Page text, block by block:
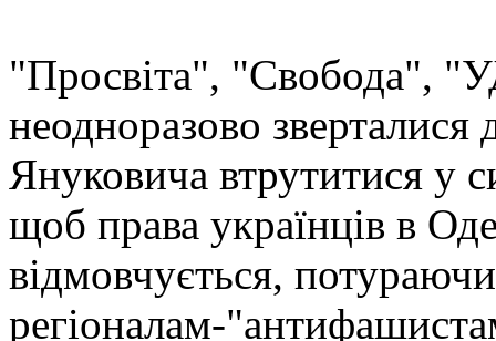
"Просвіта", "Свобода",
неодноразово зверталися
Януковича втрутитися у
щоб права українців в
відмовчується,
регіоналам-